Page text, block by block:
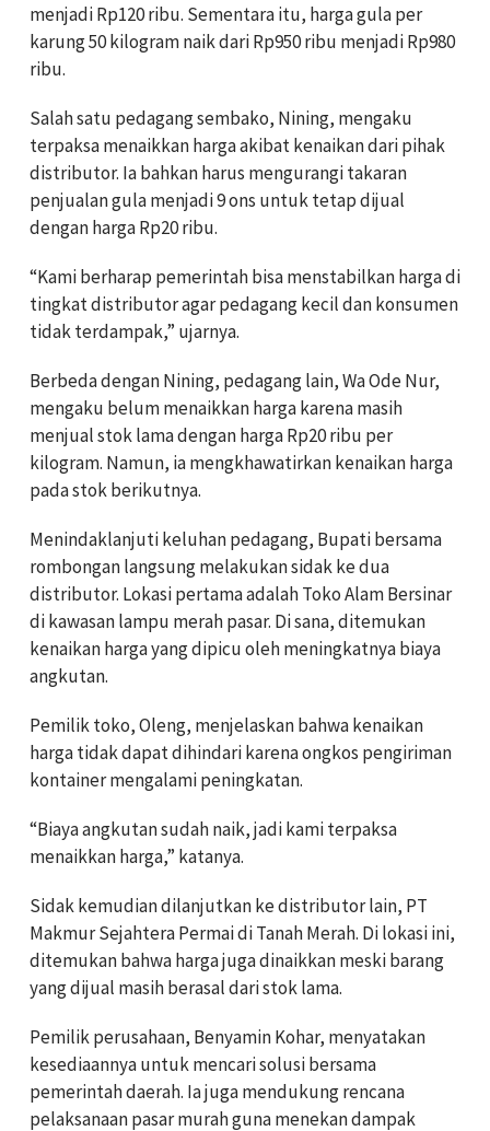
menjadi Rp120 ribu. Sementara itu, harga gula per
karung 50 kilogram naik dari Rp950 ribu menjadi Rp980
ribu.
Salah satu pedagang sembako, Nining, mengaku
terpaksa menaikkan harga akibat kenaikan dari pihak
distributor. Ia bahkan harus mengurangi takaran
penjualan gula menjadi 9 ons untuk tetap dijual
dengan harga Rp20 ribu.
“Kami berharap pemerintah bisa menstabilkan harga di
tingkat distributor agar pedagang kecil dan konsumen
tidak terdampak,” ujarnya.
Berbeda dengan Nining, pedagang lain, Wa Ode Nur,
mengaku belum menaikkan harga karena masih
menjual stok lama dengan harga Rp20 ribu per
kilogram. Namun, ia mengkhawatirkan kenaikan harga
pada stok berikutnya.
Menindaklanjuti keluhan pedagang, Bupati bersama
rombongan langsung melakukan sidak ke dua
distributor. Lokasi pertama adalah Toko Alam Bersinar
di kawasan lampu merah pasar. Di sana, ditemukan
kenaikan harga yang dipicu oleh meningkatnya biaya
angkutan.
Pemilik toko, Oleng, menjelaskan bahwa kenaikan
harga tidak dapat dihindari karena ongkos pengiriman
kontainer mengalami peningkatan.
“Biaya angkutan sudah naik, jadi kami terpaksa
menaikkan harga,” katanya.
Sidak kemudian dilanjutkan ke distributor lain, PT
Makmur Sejahtera Permai di Tanah Merah. Di lokasi ini,
ditemukan bahwa harga juga dinaikkan meski barang
yang dijual masih berasal dari stok lama.
Pemilik perusahaan, Benyamin Kohar, menyatakan
kesediaannya untuk mencari solusi bersama
pemerintah daerah. Ia juga mendukung rencana
pelaksanaan pasar murah guna menekan dampak